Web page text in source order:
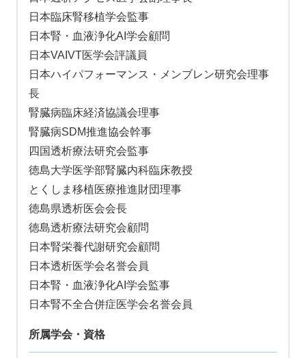
日本臨床腎移植学会監事
日本腎・血液浄化AI学会顧問
日本VAIVT医学会評議員
日本ハイパフォーマンス・メンブレン研究会理事
長
腎臓病臨床経済協議会理事
腎臓病SDM推進協会幹事
四国透析療法研究会監事
徳島大学医学部腎臓内科臨床教授
とくしま移植医療推進財団理事
徳島県透析医会会長
徳島透析療法研究会顧問
日本腎栄養代謝研究会顧問
日本透析医学会名誉会員
日本腎・血液浄化AI学会監事
日本腎不全合併症医学会名誉会員
所属学会・資格